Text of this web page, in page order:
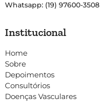
Whatsapp: (19) 97600-3508
Institucional
Home
Sobre
Depoimentos
Consultórios
Doenças Vasculares